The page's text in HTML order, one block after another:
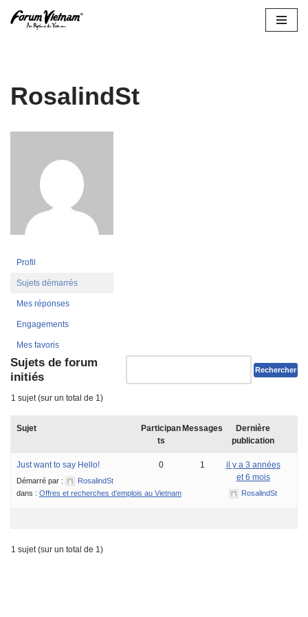
RosalindSt
Profil
Sujets démarrés
Mes réponses
Engagements
Mes favoris
Sujets de forum
initiés
1 sujet (sur un total de 1)
Sujet
Participan
ts
Messages
Dernière
publication
Just want to say Hello!
Démarré par :
RosalindSt
dans : Offres et recherches d’emplois au Vietnam
0 1
il y a 3 années
et 6 mois
RosalindSt
1 sujet (sur un total de 1)